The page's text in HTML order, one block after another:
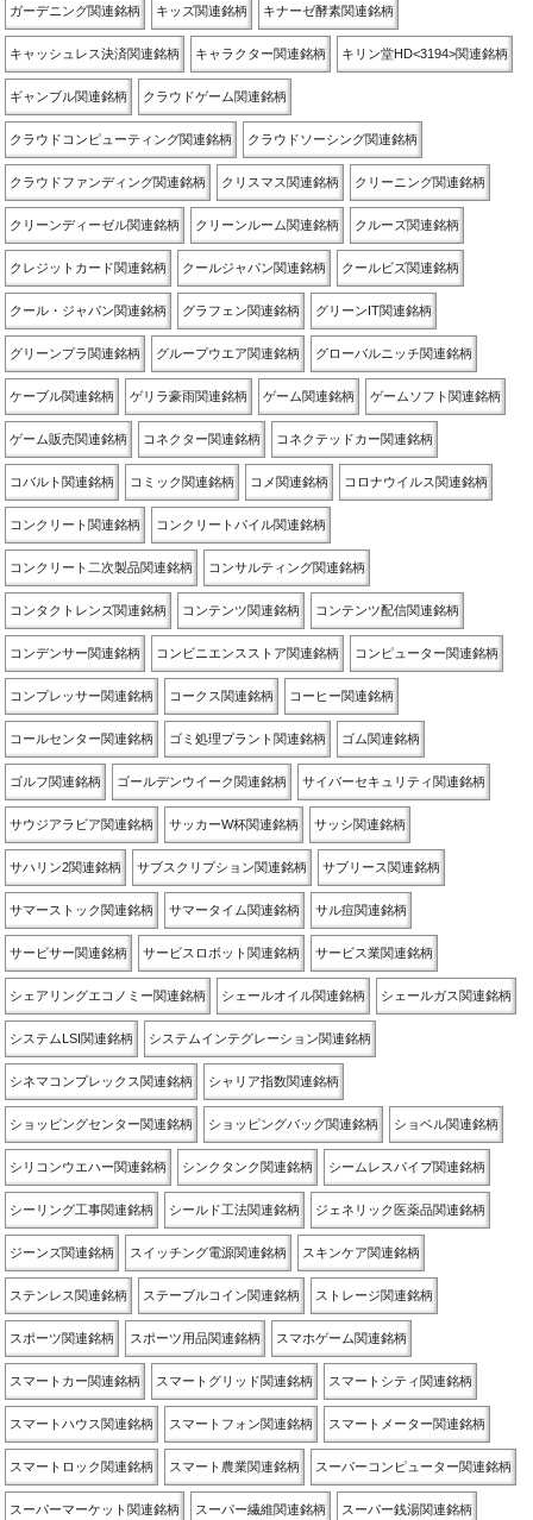
ガーデニング関連銘柄 キッズ関連銘柄 キナーゼ酵素関連銘柄
キャッシュレス決済関連銘柄 キャラクター関連銘柄 キリン堂HD<3194>関連銘柄
ギャンブル関連銘柄 クラウドゲーム関連銘柄
クラウドコンピューティング関連銘柄 クラウドソーシング関連銘柄
クラウドファンディング関連銘柄 クリスマス関連銘柄 クリーニング関連銘柄
クリーンディーゼル関連銘柄 クリーンルーム関連銘柄 クルーズ関連銘柄
クレジットカード関連銘柄 クールジャパン関連銘柄 クールビズ関連銘柄
クール・ジャパン関連銘柄 グラフェン関連銘柄 グリーンIT関連銘柄
グリーンプラ関連銘柄 グループウエア関連銘柄 グローバルニッチ関連銘柄
ケーブル関連銘柄 ゲリラ豪雨関連銘柄 ゲーム関連銘柄 ゲームソフト関連銘柄
ゲーム販売関連銘柄 コネクター関連銘柄 コネクテッドカー関連銘柄
コバルト関連銘柄 コミック関連銘柄 コメ関連銘柄 コロナウイルス関連銘柄
コンクリート関連銘柄 コンクリートパイル関連銘柄
コンクリート二次製品関連銘柄 コンサルティング関連銘柄
コンタクトレンズ関連銘柄 コンテンツ関連銘柄 コンテンツ配信関連銘柄
コンデンサー関連銘柄 コンビニエンスストア関連銘柄 コンピューター関連銘柄
コンプレッサー関連銘柄 コークス関連銘柄 コーヒー関連銘柄
コールセンター関連銘柄 ゴミ処理プラント関連銘柄 ゴム関連銘柄
ゴルフ関連銘柄 ゴールデンウイーク関連銘柄 サイバーセキュリティ関連銘柄
サウジアラビア関連銘柄 サッカーW杯関連銘柄 サッシ関連銘柄
サハリン2関連銘柄 サブスクリプション関連銘柄 サブリース関連銘柄
サマーストック関連銘柄 サマータイム関連銘柄 サル痘関連銘柄
サービサー関連銘柄 サービスロボット関連銘柄 サービス業関連銘柄
シェアリングエコノミー関連銘柄 シェールオイル関連銘柄 シェールガス関連銘柄
システムLSI関連銘柄 システムインテグレーション関連銘柄
シネマコンプレックス関連銘柄 シャリア指数関連銘柄
ショッピングセンター関連銘柄 ショッピングバッグ関連銘柄 ショベル関連銘柄
シリコンウエハー関連銘柄 シンクタンク関連銘柄 シームレスパイプ関連銘柄
シーリング工事関連銘柄 シールド工法関連銘柄 ジェネリック医薬品関連銘柄
ジーンズ関連銘柄 スイッチング電源関連銘柄 スキンケア関連銘柄
ステンレス関連銘柄 ステーブルコイン関連銘柄 ストレージ関連銘柄
スポーツ関連銘柄 スポーツ用品関連銘柄 スマホゲーム関連銘柄
スマートカー関連銘柄 スマートグリッド関連銘柄 スマートシティ関連銘柄
スマートハウス関連銘柄 スマートフォン関連銘柄 スマートメーター関連銘柄
スマートロック関連銘柄 スマート農業関連銘柄 スーパーコンピューター関連銘柄
スーパーマーケット関連銘柄 スーパー繊維関連銘柄 スーパー銭湯関連銘柄